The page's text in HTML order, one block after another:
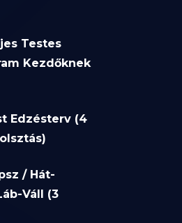
Testes
Kezdőknek
Edzésterv (4
/ Hát-
Váll (3